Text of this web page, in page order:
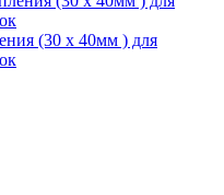
(30 х 40мм ) для